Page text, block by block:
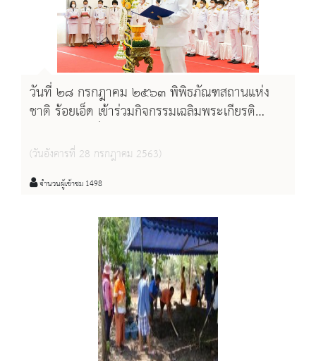
วันที่ ๒๘ กรกฎาคม ๒๕๖๓ พิพิธภัณฑสถานแห่ง
ชาติ ร้อยเอ็ด เข้าร่วมกิจกรรมเฉลิมพระเกียรติ
มหาวชิราลงกรณ พระวชิรเกล้าเจ้าอยู่หัว
(วันอังคารที่ 28 กรกฎาคม 2563)
จำนวนผู้เข้าชม 1498